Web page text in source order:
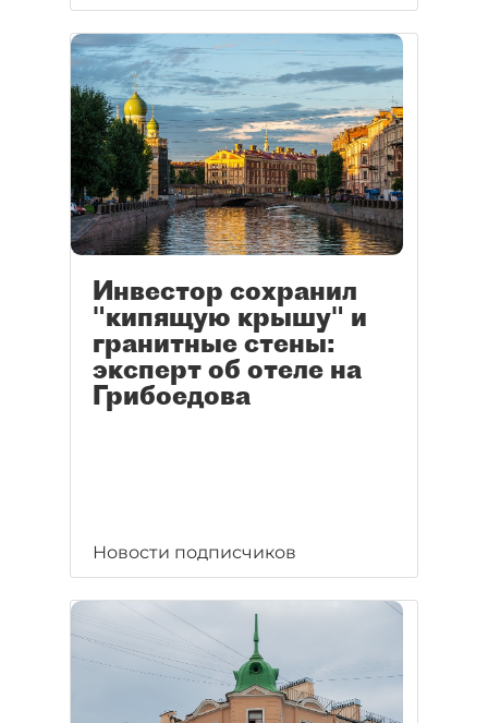
Инвестор сохранил
"кипящую крышу" и
гранитные стены:
эксперт об отеле на
Грибоедова
Новости подписчиков